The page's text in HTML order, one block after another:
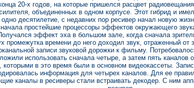
20-х годов, на которые пришелся расцвет
объединенных в одном корпусе. Этот гибрид и
десятилетие, с недавних пор ресивер начал новую
простейшие процессоры эффектов окружающего
эффект эха в большом зале, когда сначала
промежутка времени до него доходил звук, отраженный
записи звуковой дорожки к фильму.
использовать сначала четыре, а затем пять
в это время были в основном видеокассеты.
информация для четырех каналов. Для ее
каналы в ресиверы стали встраивать декодер. С ним